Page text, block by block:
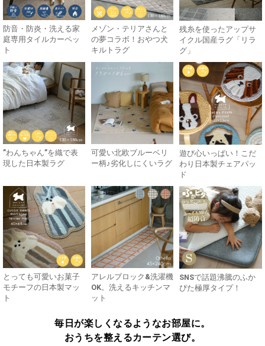
防音・防炎・洗える家
庭専用タイルカーペッ
ト
メゾン・テリアさんと
の夢コラボ！おやつ犬
キルトラグ
残糸を使ったアップサ
イクル国産ラグ「リラ
グ」
”わんちゃん”を織で表
現した日本製ラグ
可愛い北欧ブルーベリ
ー柄♪劣化しにくいラグ
遊び心いっぱい！こだ
わり日本製チェアパッ
ド
とっても可愛いお菓子
モチーフの日本製マッ
ト
アレルブロック&洗濯機
OK。洗えるキッチンマ
ット
SNSで話題沸騰のふか
ぴた極厚タイプ！
毎日が楽しくなるようなお部屋に。
おうちを整えるカーテン選び。